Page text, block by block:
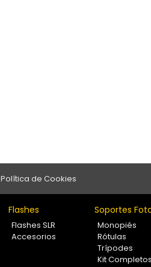
Política de Cookies
Flashes
Flashes SLR
Accesorios
Soportes
Monopiés
Rótulas
Trípodes
Kit Completos